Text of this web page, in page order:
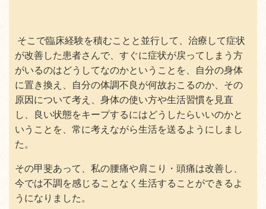
そこで臨床経験を積むことと並行して、治療して症状
が改善した患者さんで、すぐに症状が戻ってしまう方
がいるのはどうしてなのかということを、自分の身体
に置き換え、自分の体調不良が何故おこるのか、その
原因について考え、身体の使い方や生活習慣を見直
し、良い状態をキープするにはどうしたらいいのかと
いうことを、常に考えながら生活を送るようにしまし
た。
その甲斐あって、私の腰痛や肩こり・頭痛は改善し、
今では不調を感じることなく生活することができるよ
うになりました。